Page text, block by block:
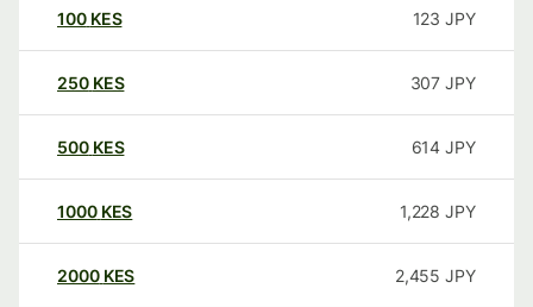
100 KES 123 JPY
250 KES 307 JPY
500 KES 614 JPY
1000 KES 1,228 JPY
2000 KES 2,455 JPY